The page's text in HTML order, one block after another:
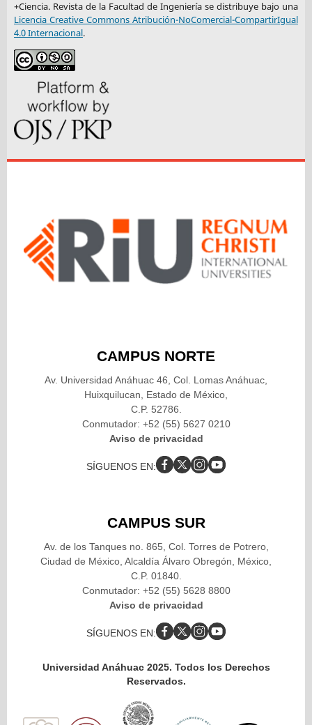
+Ciencia. Revista de la Facultad de Ingeniería se distribuye bajo una
Licencia Creative Commons Atribución-NoComercial-CompartirIgual
4.0 Internacional.
CAMPUS NORTE
Av. Universidad Anáhuac 46, Col. Lomas Anáhuac,
Huixquilucan, Estado de México,
C.P. 52786.
Conmutador: +52 (55) 5627 0210
Aviso de privacidad
SÍGUENOS EN:
CAMPUS SUR
Av. de los Tanques no. 865, Col. Torres de Potrero,
Ciudad de México, Alcaldía Álvaro Obregón, México,
C.P. 01840.
Conmutador: +52 (55) 5628 8800
Aviso de privacidad
SÍGUENOS EN:
Universidad Anáhuac 2025. Todos los Derechos
Reservados.